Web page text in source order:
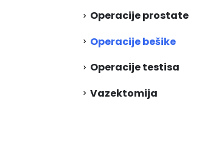
Operacije prostate
Operacije bešike
Operacije testisa
Vazektomija